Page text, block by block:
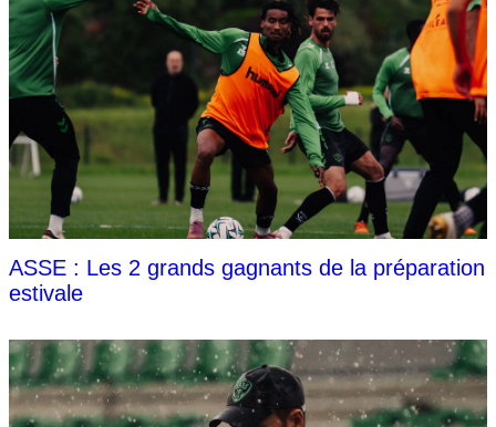
ASSE : Les 2 grands gagnants de la préparation
estivale